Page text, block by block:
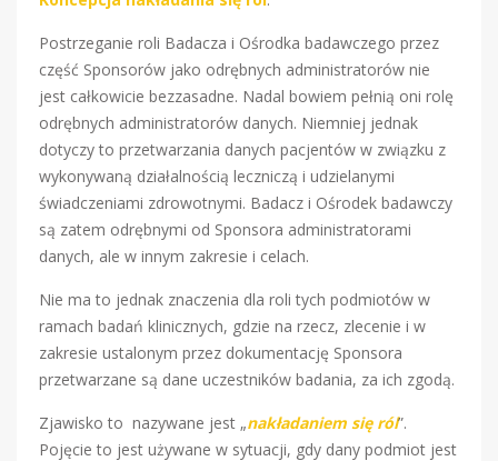
Postrzeganie roli Badacza i Ośrodka badawczego przez
część Sponsorów jako odrębnych administratorów nie
jest całkowicie bezzasadne. Nadal bowiem pełnią oni rolę
odrębnych administratorów danych. Niemniej jednak
dotyczy to przetwarzania danych pacjentów w związku z
wykonywaną działalnością leczniczą i udzielanymi
świadczeniami zdrowotnymi. Badacz i Ośrodek badawczy
są zatem odrębnymi od Sponsora administratorami
danych, ale w innym zakresie i celach.
Nie ma to jednak znaczenia dla roli tych podmiotów w
ramach badań klinicznych, gdzie na rzecz, zlecenie i w
zakresie ustalonym przez dokumentację Sponsora
przetwarzane są dane uczestników badania, za ich zgodą.
Zjawisko to nazywane jest „nakładaniem się ról”.
Pojęcie to jest używane w sytuacji, gdy dany podmiot jest